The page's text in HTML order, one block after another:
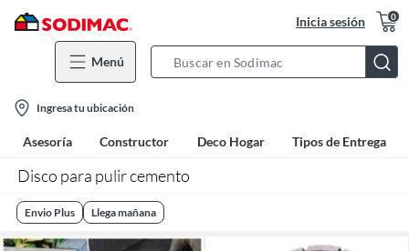
Inicia sesión 0
Menú
Bar
location-
icon
Ingresa tu ubicación
Asesoría Constructor Deco Hogar Tipos de Entrega
Disco para pulir cemento
Envio Plus Llega mañana